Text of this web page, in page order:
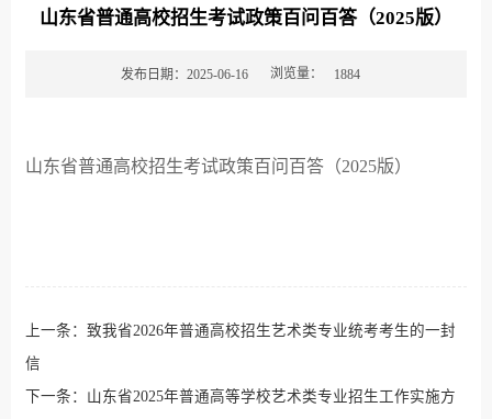
山东省普通高校招生考试政策百问百答（2025版）
发布日期：2025-06-16 浏览量： 1884
山东省普通高校招生考试政策百问百答（2025版）
上一条： 致我省2026年普通高校招生艺术类专业统考考生的一封
信
下一条： 山东省2025年普通高等学校艺术类专业招生工作实施方